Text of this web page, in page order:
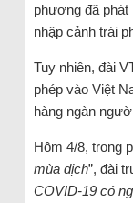
phương đã phát
nhập cảnh trái
Tuy nhiên, đài
phép vào Việt
hàng ngàn
Hôm 4/8, trong
mùa dịch”, đài
COVID-19 có